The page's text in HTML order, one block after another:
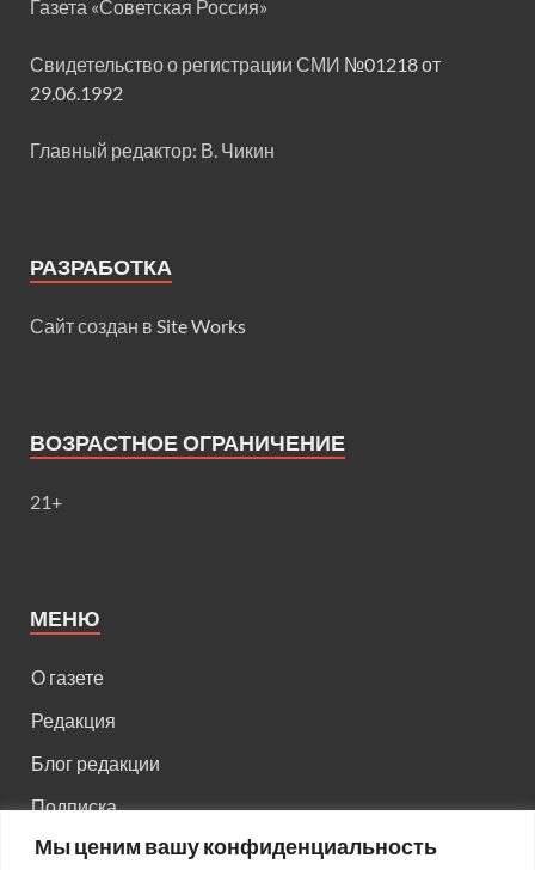
Мы ценим вашу конфиденциальность
Газета «Советская Россия»
Свидетельство о регистрации СМИ №01218 от
29.06.1992
Главный редактор: В. Чикин
РАЗРАБОТКА
Сайт создан в Site Works
ВОЗРАСТНОЕ ОГРАНИЧЕНИЕ
21+
МЕНЮ
О газете
Редакция
Блог редакции
Подписка
Правила поведения на сайте